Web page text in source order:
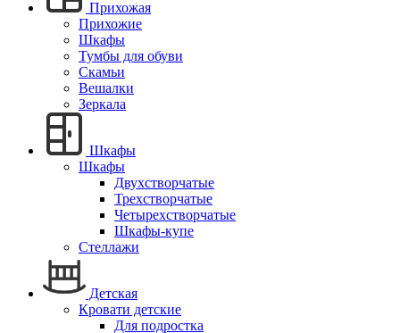
Прихожая
Прихожие
Шкафы
Тумбы для обуви
Скамьи
Вешалки
Зеркала
Шкафы
Шкафы
Двухстворчатые
Трехстворчатые
Четырехстворчатые
Шкафы-купе
Стеллажи
Детская
Кровати детские
Для подростка